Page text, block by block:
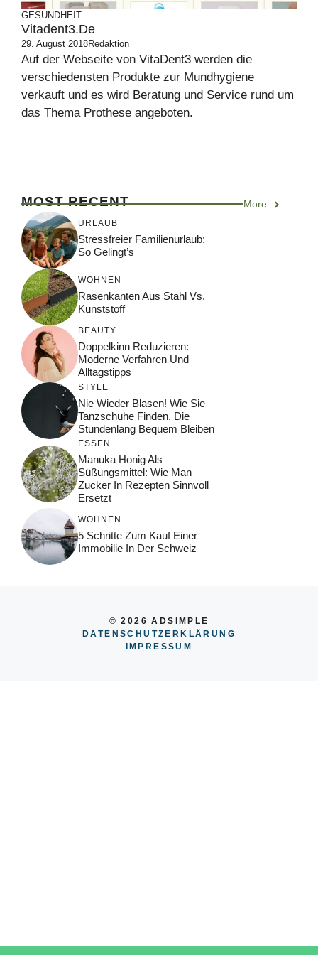
GESUNDHEIT
Vitadent3.de
29. August 2018Redaktion
Auf der Webseite von VitaDent3 werden die
verschiedensten Produkte zur Mundhygiene
verkauft und es wird Beratung und Service rund um
das Thema Prothese angeboten.
MOST RECENT More
URLAUB
Stressfreier Familienurlaub:
So Gelingt’s
WOHNEN
Rasenkanten Aus Stahl Vs.
Kunststoff
BEAUTY
Doppelkinn Reduzieren:
Moderne Verfahren Und
Alltagstipps
STYLE
Nie Wieder Blasen! Wie Sie
Tanzschuhe Finden, Die
Stundenlang Bequem Bleiben
ESSEN
Manuka Honig Als
Süßungsmittel: Wie Man
Zucker In Rezepten Sinnvoll
Ersetzt
WOHNEN
5 Schritte Zum Kauf Einer
Immobilie In Der Schweiz
© 2026 ADSIMPLE
DATENSCHUTZERKLÄRUNG
IMPRESSUM